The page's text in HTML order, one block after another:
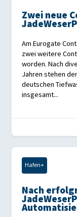
Zwei neue
Am Eurogate
zwei weitere
worden. Nach
Jahren stehen
deutschen
insgesamt...
Hafen+
Nach